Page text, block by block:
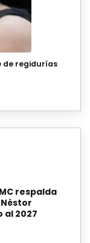
de regidurías
respalda
al 2027